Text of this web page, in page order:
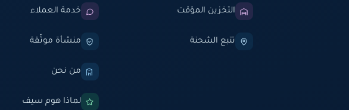
التخزين المؤقت
تتبع الشحنة
خدمة العملاء
منشأة موثّقة
من نحن
لماذا هوم سيف